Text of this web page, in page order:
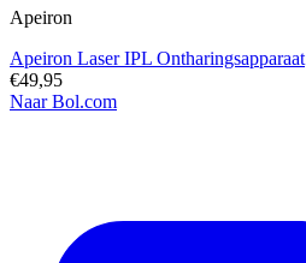
Apeiron
Apeiron Laser IPL Ontharingsapparaat
€49,95
Naar Bol.com